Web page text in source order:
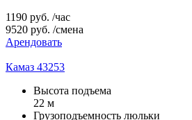
1190 руб. /час
9520 руб. /смена
Арендовать
Камаз 43253
Высота подъема
22 м
Грузоподъемность люльки